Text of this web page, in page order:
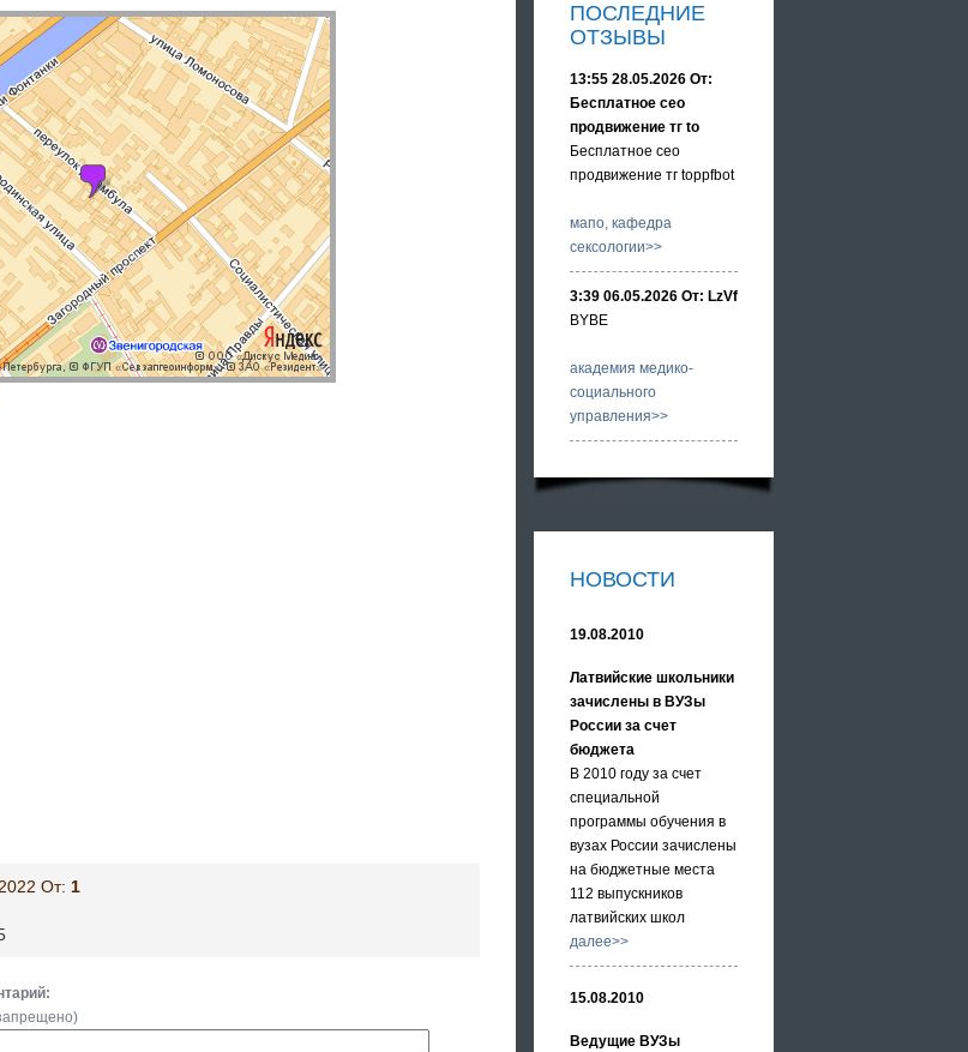
От: 1
ПОСЛЕДНИЕ
ОТЗЫВЫ
13:55 28.05.2026 От:
Бесплатное сео
продвижение тг to
Бесплатное сео
продвижение тг toppfbot
мапо, кафедра
сексологии>>
3:39 06.05.2026 От: LzVf
BYBE
академия медико-
социального
управления>>
НОВОСТИ
19.08.2010
Латвийские школьники
зачислены в ВУЗы
России за счет
бюджета
В 2010 году за счет
специальной
программы обучения в
вузах России зачислены
на бюджетные места
112 выпускников
латвийских школ
далее>>
15.08.2010
Ведущие ВУЗы